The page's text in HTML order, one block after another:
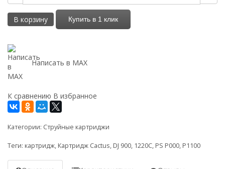
В корзину Купить в 1 клик
Написать в MAX
К сравнению В избранное
Категории: Струйные картриджи
Теги: картридж, Картридж Cactus, DJ 900, 1220C, PS P000, P1100